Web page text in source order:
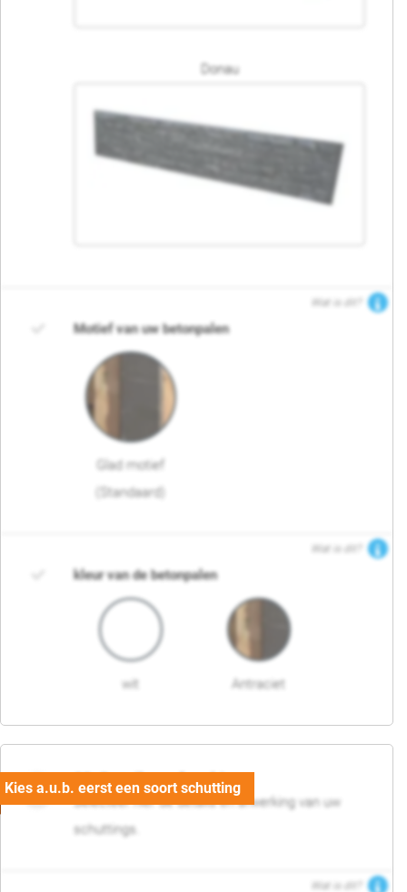
Donau
Wat is dit?
Motief van uw betonpalen
Glad motief
(Standaard)
Wat is dit?
kleur van de betonpalen
wit Antraciet
03. Detail en afwerking
Selecteer hier de details en afwerking van uw
schuttings.
Wat is dit?